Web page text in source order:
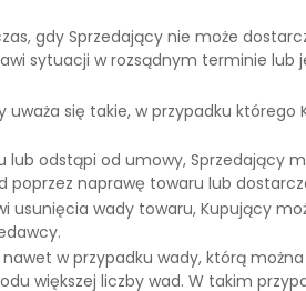
gdy Sprzedający nie może
sytuacji w rozsądnym terminie
się takie, w przypadku
odstąpi od umowy, Sprzedający
poprzez naprawę towaru lub
usunięcia wady towaru, Kupujący
w przypadku wady, którą
większej liczby wad. W takim